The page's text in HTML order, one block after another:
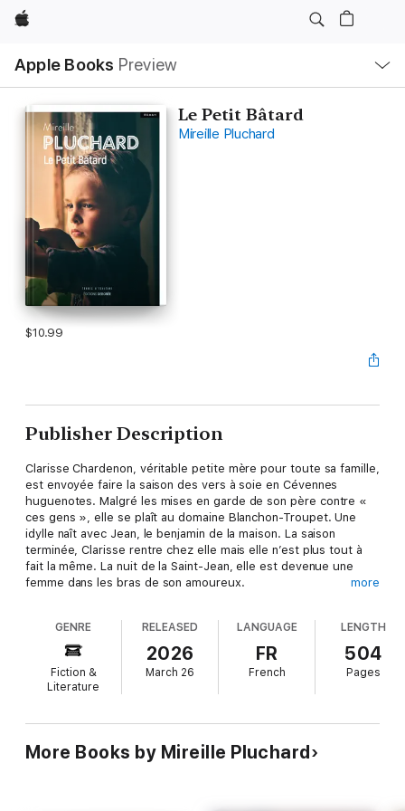
Apple
Apple Books Preview
Nav
Open
Menu
Le Petit Bâtard
Mireille Pluchard
$10.99
Publisher Description
Clarisse Chardenon, véritable petite mère pour toute sa famille,
est envoyée faire la saison des vers à soie en Cévennes
huguenotes. Malgré les mises en garde de son père contre «
ces gens », elle se plaît au domaine Blanchon-Troupet. Une
idylle naît avec Jean, le benjamin de la maison. La saison
terminée, Clarisse rentre chez elle mais elle n’est plus tout à
fait la même. La nuit de la Saint-Jean, elle est devenue une
femme dans les bras de son amoureux.
confirmation de ses craintes : elle est enceinte... Le père
Chardenon, furieux, a décidé d’abandonner l’enfant à
l’orphelinat, la seule place selon lui pour un bâtard. C’est sans
compter sur l’immense amour de la mère pour son enfant...
more
GENRE
Fiction &
Literature
RELEASED
2026
March 26
LANGUAGE
FR
French
LENGTH
504
Pages
More Books by Mireille Pluchard